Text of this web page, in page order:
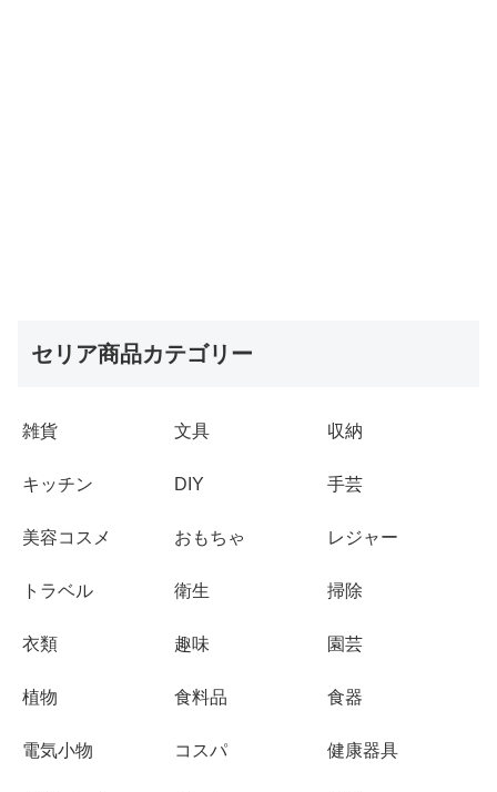
セリア商品カテゴリー
雑貨 文具 収納
キッチン DIY 手芸
美容コスメ おもちゃ レジャー
トラベル 衛生 掃除
衣類 趣味 園芸
植物 食料品 食器
電気小物 コスパ 健康器具